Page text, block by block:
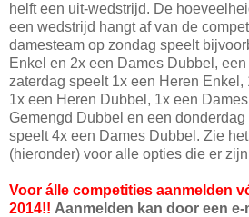
helft een uit-wedstrijd. De
een wedstrijd hangt af van de
damesteam op zondag speelt
Enkel en 2x een Dames Dubbel,
zaterdag speelt 1x een Heren
1x een Heren Dubbel, 1x een
Gemengd Dubbel en een
speelt 4x een Dames Dubbel. Zie
(hieronder) voor alle opties die er
Voor álle competities aanmelden
2014!! Aanmelden kan door een